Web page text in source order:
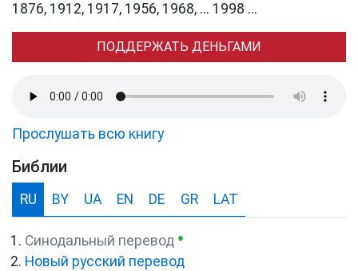
1876, 1912, 1917, 1956, 1968, ... 1998 ...
ПОДДЕРЖАТЬ ДЕНЬГАМИ
Прослушать всю книгу
Библии
RU BY UA EN DE GR LAT
Синодальный перевод ●
Новый русский перевод